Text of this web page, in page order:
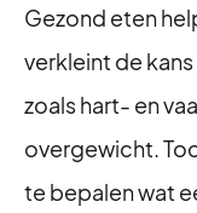
Gezond eten
verkleint de
zoals hart- en
overgewicht.
te bepalen wat